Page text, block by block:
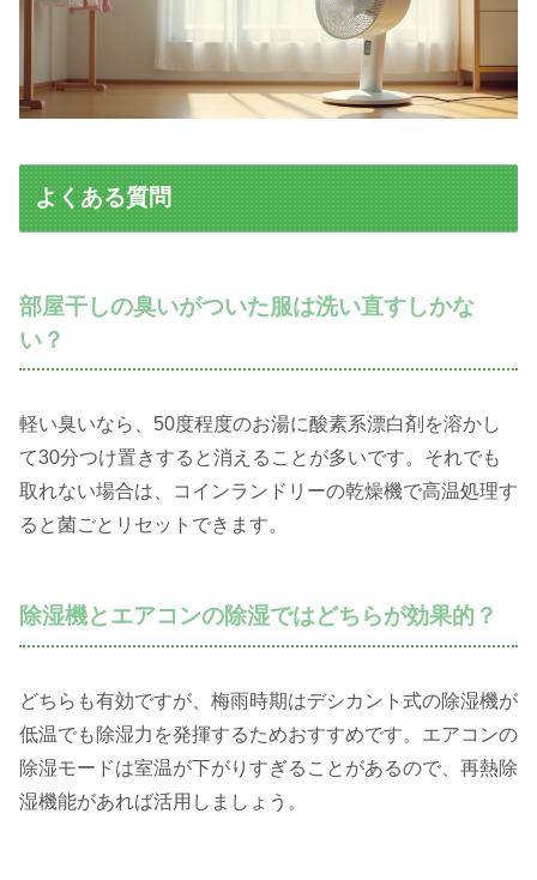
よくある質問
部屋干しの臭いがついた服は洗い直すしかな
い？
軽い臭いなら、50度程度のお湯に酸素系漂白剤を溶かし
て30分つけ置きすると消えることが多いです。それでも
取れない場合は、コインランドリーの乾燥機で高温処理す
ると菌ごとリセットできます。
除湿機とエアコンの除湿ではどちらが効果的？
どちらも有効ですが、梅雨時期はデシカント式の除湿機が
低温でも除湿力を発揮するためおすすめです。エアコンの
除湿モードは室温が下がりすぎることがあるので、再熱除
湿機能があれば活用しましょう。